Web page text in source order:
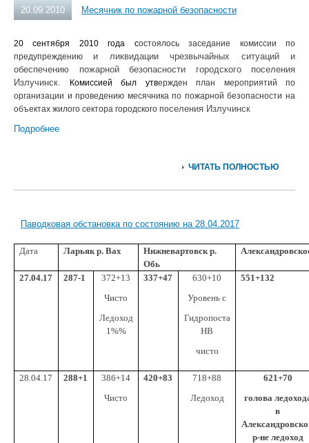
20.09.2010 Месячник по пожарной безопасности
20 сентября 2010 года состоялось заседание комиссии по
предупреждению и ликвидации чрезвычайных ситуаций и
обеспечению пожарной безопасности городского поселения
Излучинск. Комиссией был утвержден план мероприятий по
организации и проведению месячника по пожарной безопасности на
объектах жилого сектора городского поселения Излучинск
Подробнее
ЧИТАТЬ ПОЛНОСТЬЮ
Паводковая обстановка по состоянию на 28.04.2017
Дата Ларьяк р. Вах
Нижневартовск р.
Обь
27.04.17 287-1
372+13
Чисто
Ледоход
1%%
337+47
630+10
Уровень с
Гидропоста
НВ
чисто
551+132
28.04.17 288+1
386+14
Чисто
420+83
718+88
Ледоход
621+70
голова
в
р-не ледоход